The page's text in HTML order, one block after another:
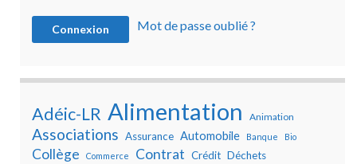
Mot de passe oublié ?
Adéic-LR Alimentation Animation
Associations Assurance Automobile Banque Bio
Collège Commerce Contrat Crédit Déchets